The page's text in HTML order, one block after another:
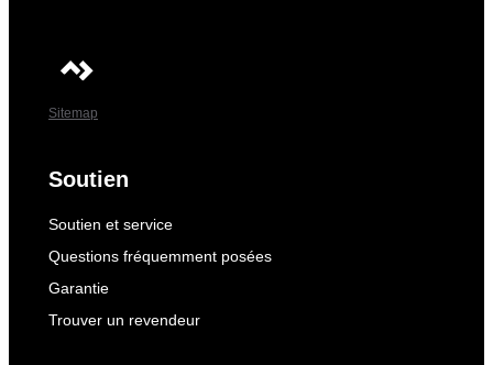
Sitemap
Soutien
Soutien et service
Questions fréquemment posées
Garantie
Trouver un revendeur